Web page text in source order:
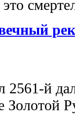
2561-й
Золотой